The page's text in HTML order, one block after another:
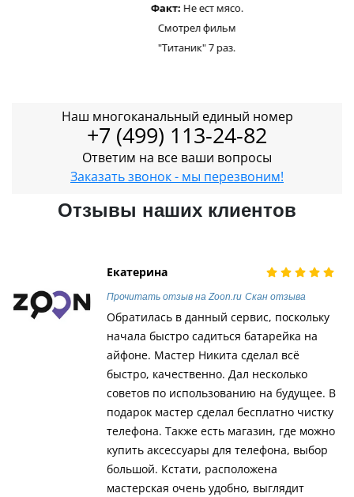
Факт:Не ест мясо.
Смотрел фильм
"Титаник" 7 раз.
Наш многоканальный единый номер
+7 (499) 113-24-82
Ответим на все ваши вопросы
Заказать звонок - мы перезвоним!
Отзывы наших клиентов
Екатерина
Прочитать отзыв на Zoon.ru Скан отзыва
Обратилась в данный сервис, поскольку
начала быстро садиться батарейка на
айфоне. Мастер Никита сделал всё
быстро, качественно. Дал несколько
советов по использованию на будущее. В
подарок мастер сделал бесплатно чистку
телефона. Также есть магазин, где можно
купить аксессуары для телефона, выбор
большой. Кстати, расположена
мастерская очень удобно, выглядит